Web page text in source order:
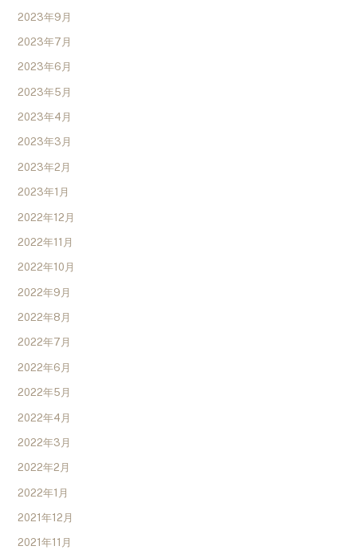
2023年9月
2023年7月
2023年6月
2023年5月
2023年4月
2023年3月
2023年2月
2023年1月
2022年12月
2022年11月
2022年10月
2022年9月
2022年8月
2022年7月
2022年6月
2022年5月
2022年4月
2022年3月
2022年2月
2022年1月
2021年12月
2021年11月